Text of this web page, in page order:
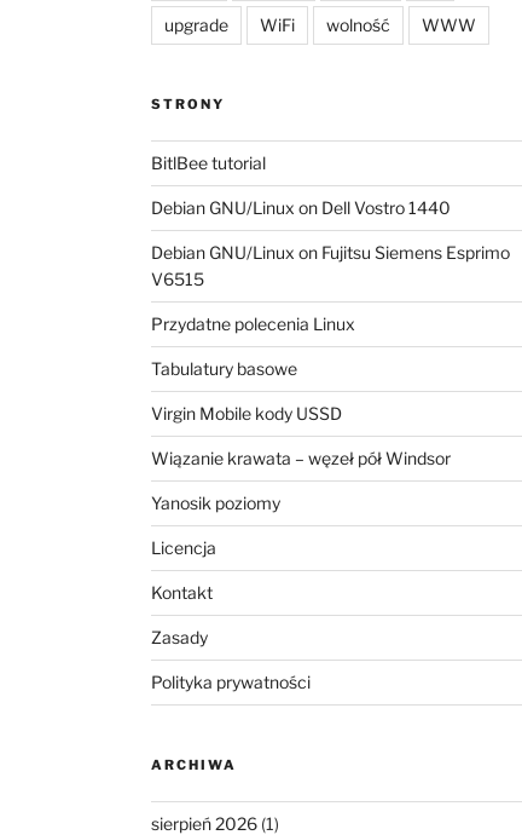
upgrade WiFi wolność WWW
STRONY
BitlBee tutorial
Debian GNU/Linux on Dell Vostro 1440
Debian GNU/Linux on Fujitsu Siemens Esprimo
V6515
Przydatne polecenia Linux
Tabulatury basowe
Virgin Mobile kody USSD
Wiązanie krawata – węzeł pół Windsor
Yanosik poziomy
Licencja
Kontakt
Zasady
Polityka prywatności
ARCHIWA
sierpień 2026(1)